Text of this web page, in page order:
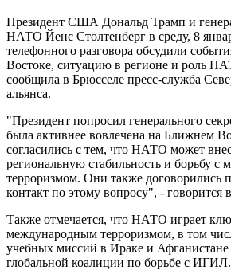
Президент США Дональд Трамп и
НАТО Йенс Столтенберг в среду, 8
телефонного разговора обсудили
Востоке, ситуацию в регионе и роль
сообщила в Брюсселе пресс-служба
альянса.
"Президент попросил генерального
была активнее вовлечена на Ближнем
согласились с тем, что НАТО может
региональную стабильность и борьбу с
терроризмом. Они также договорились
контакт по этому вопросу", - говорится
Также отмечается, что НАТО играет
международным терроризмом, в том
учебных миссий в Ираке и Афганистане
глобальной коалиции по борьбе с ИГИЛ.